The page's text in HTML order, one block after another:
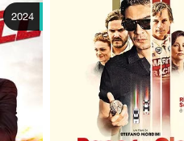
2024